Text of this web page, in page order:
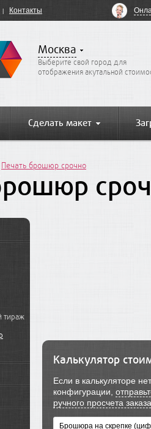
Контакты
Москва
Выберите свой город для
отображения акутальной
Сделать макет
Печать брошюр срочно
тираж
Калькулятор
Если в калькуляторе
конфигурации,
ручного просчета